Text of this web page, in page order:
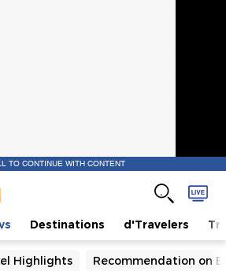
TO CONTINUE WITH CONTENT
Destinations d'Travelers
Highlights Recommendation on